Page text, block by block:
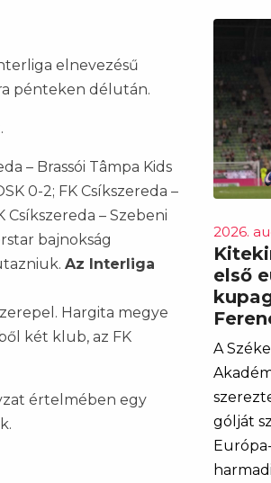
elnevezésű
pénteken délután.
– Brassói Tâmpa Kids
0-2; FK Csíkszereda –
Csíkszereda – Szebeni
bajnokság
Az Interliga
Hargita megye
két klub, az FK
értelmében egy
2026.
első
A
gólját